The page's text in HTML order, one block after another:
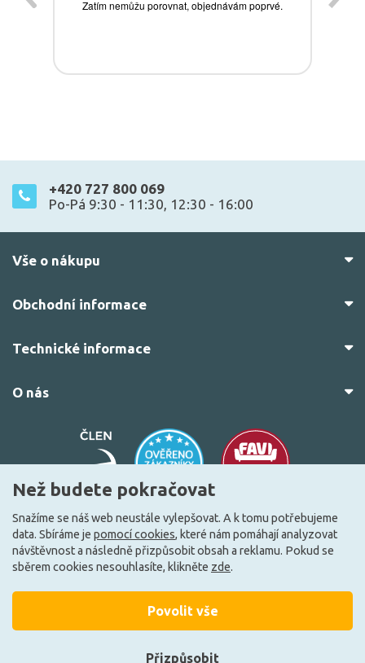
+420 727 800 069
Po-Pá 9:30 - 11:30, 12:30 - 16:00
Vše o nákupu
Obchodní informace
Technické informace
O nás
© 2010–2026 Všechna práva vyhrazena. žárovky.cz
VytvořiloFEO.cz
Než budete pokračovat
Snažíme se náš web neustále vylepšovat. A k tomu potřebujeme
data. Sbíráme je pomocí cookies, které nám pomáhají analyzovat
návštěvnost a následně přizpůsobit obsah a reklamu. Pokud se
sběrem cookies nesouhlasíte, klikněte zde.
Přizpůsobit
Povolit vše